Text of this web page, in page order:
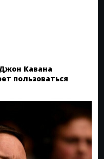
Кавана
пользоваться